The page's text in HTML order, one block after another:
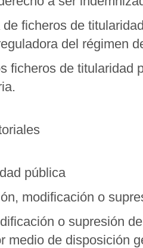
ficheros de
del régimen
ficheros de titularidad
pública
modificación o
o supresión
medio de disposición